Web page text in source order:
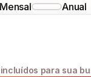
Mensal Anual
para sua